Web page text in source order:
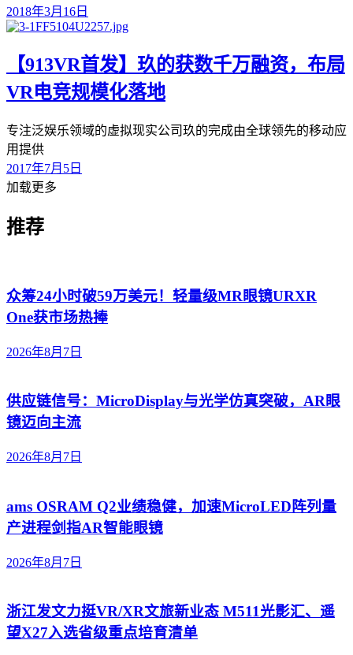
2018年3月16日
【913VR首发】玖的获数千万融资，布局
VR电竞规模化落地
专注泛娱乐领域的虚拟现实公司玖的完成由全球领先的移动应
用提供
2017年7月5日
加载更多
推荐
众筹24小时破59万美元！轻量级MR眼镜URXR
One获市场热捧
2026年8月7日
供应链信号：MicroDisplay与光学仿真突破，AR眼
镜迈向主流
2026年8月7日
ams OSRAM Q2业绩稳健，加速MicroLED阵列量
产进程剑指AR智能眼镜
2026年8月7日
浙江发文力挺VR/XR文旅新业态 M511光影汇、遥
望X27入选省级重点培育清单